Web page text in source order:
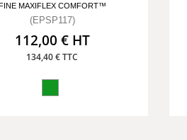
MAXIFLEX COMFORT™
(EPSP117)
112,00 € HT
134,40 € TTC